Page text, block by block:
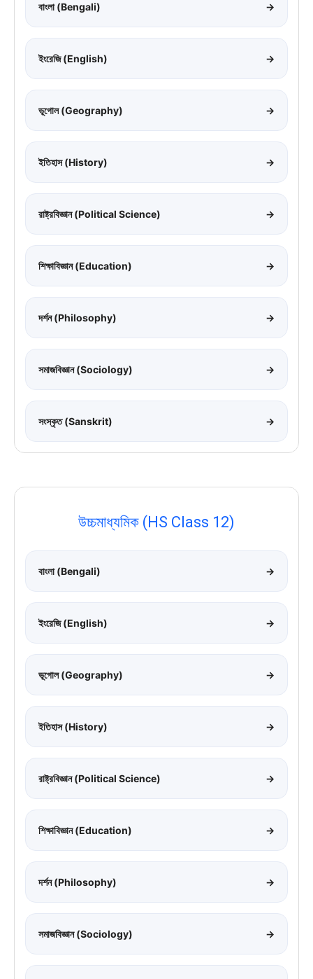
বাংলা (Bengali) →
ইংরেজি (English) →
ভূগোল (Geography) →
ইতিহাস (History) →
রাষ্ট্রবিজ্ঞান (Political Science) →
শিক্ষাবিজ্ঞান (Education) →
দর্শন (Philosophy) →
সমাজবিজ্ঞান (Sociology) →
সংস্কৃত (Sanskrit) →
উচ্চমাধ্যমিক (HS Class 12)
বাংলা (Bengali) →
ইংরেজি (English) →
ভূগোল (Geography) →
ইতিহাস (History) →
রাষ্ট্রবিজ্ঞান (Political Science) →
শিক্ষাবিজ্ঞান (Education) →
দর্শন (Philosophy) →
সমাজবিজ্ঞান (Sociology) →